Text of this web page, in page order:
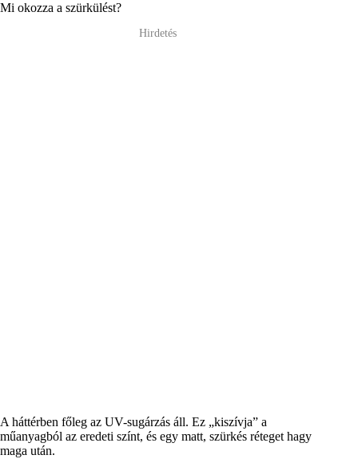
Mi okozza a szürkülést?
Hirdetés
A háttérben főleg az UV-sugárzás áll. Ez „kiszívja” a
műanyagból az eredeti színt, és egy matt, szürkés réteget hagy
maga után.